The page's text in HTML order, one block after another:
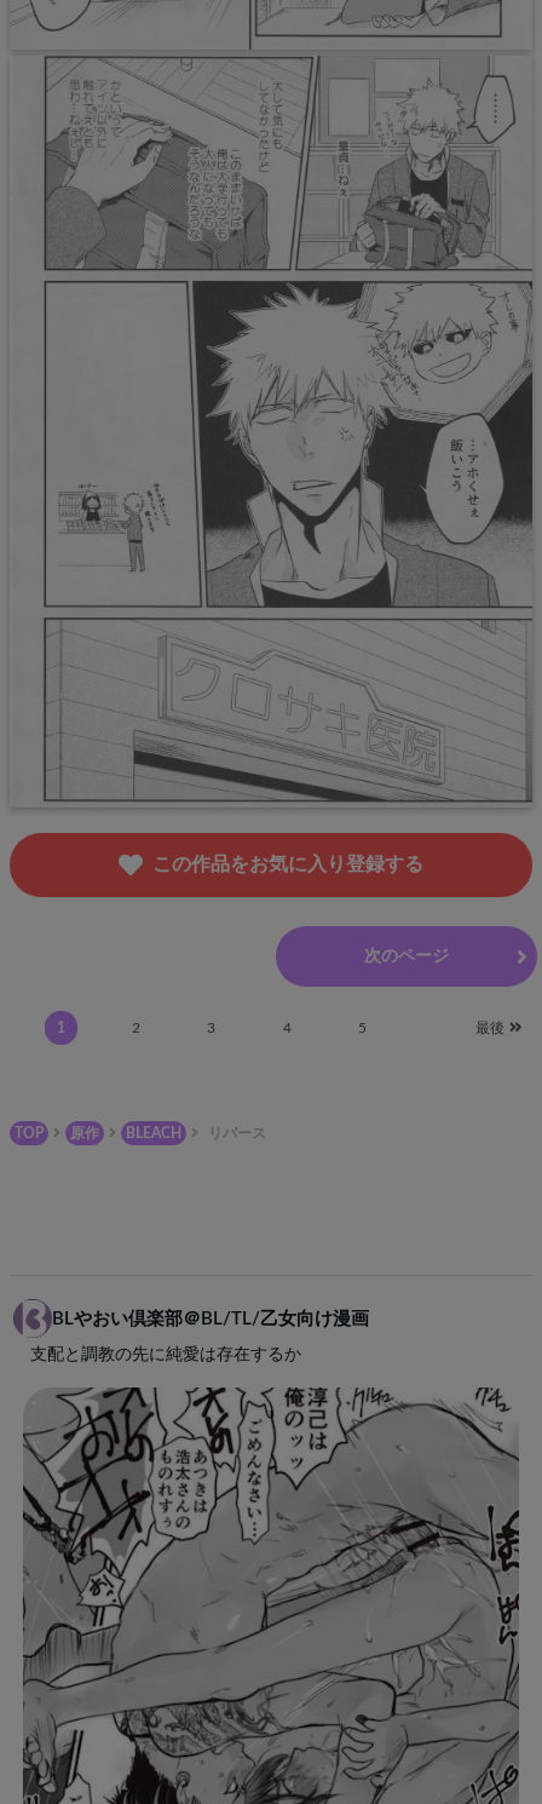
この作品をお気に入り登録する
次のページ
1 2 3 4 5 最後
TOP 原作 BLEACH リバース
BLやおい倶楽部＠BL/TL/乙女向け漫画
支配と調教の先に純愛は存在するか